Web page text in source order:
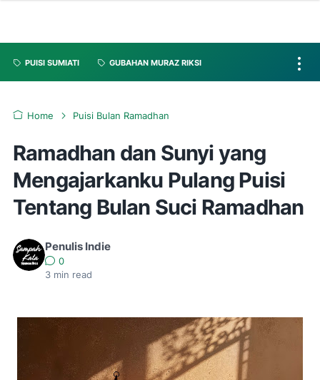
PUISI SUMIATI GUBAHAN MURAZ RIKSI
Home Puisi Bulan Ramadhan
Ramadhan dan Sunyi yang
Mengajarkanku Pulang Puisi
Tentang Bulan Suci Ramadhan
Penulis Indie
0
3 min read